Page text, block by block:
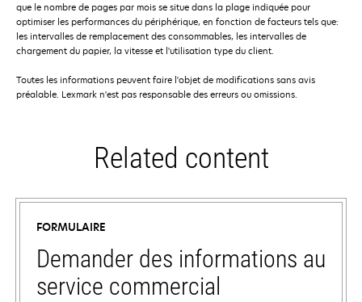
que le nombre de pages par mois se situe dans la plage indiquée pour
optimiser les performances du périphérique, en fonction de facteurs tels que:
les intervalles de remplacement des consommables, les intervalles de
chargement du papier, la vitesse et l'utilisation type du client.
Toutes les informations peuvent faire l'objet de modifications sans avis
préalable. Lexmark n'est pas responsable des erreurs ou omissions.
Related content
FORMULAIRE
Demander des informations au
service commercial